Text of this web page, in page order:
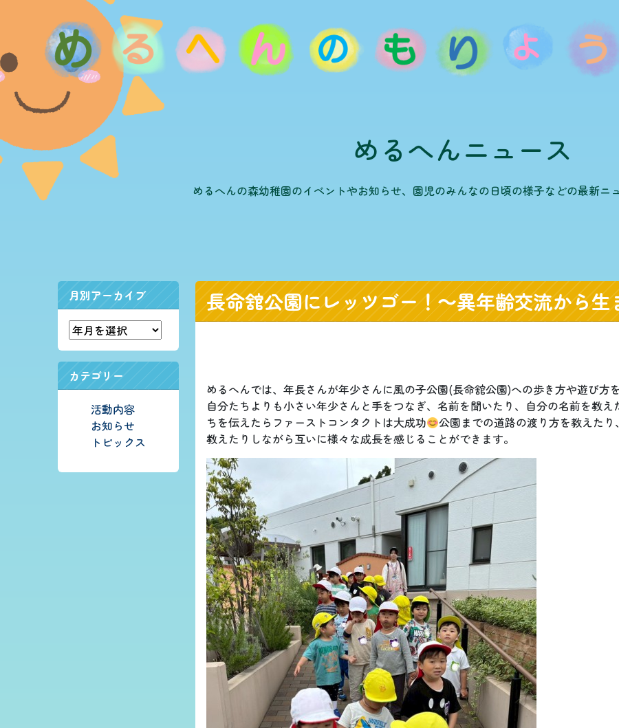
めるへんニュース
めるへんの森幼稚園のイベントやお知らせ、園児のみんなの日頃の様子などの最新ニ
月別アーカイブ
カテゴリー
活動内容
お知らせ
トピックス
長命舘公園にレッツゴー！～異年齢交流から生
めるへんでは、年長さんが年少さんに風の子公園(長命舘公園)への歩き方や遊び方
自分たちよりも小さい年少さんと手をつなぎ、名前を聞いたり、自分の名前を教
ちを伝えたらファーストコンタクトは大成功
公園までの道路の渡り方を教えたり
教えたりしながら互いに様々な成長を感じることができます。